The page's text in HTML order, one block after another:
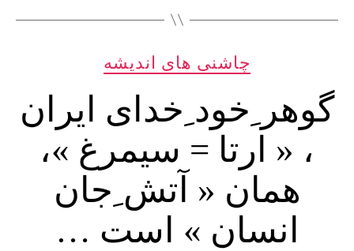
دسته‌ها
چاشنی های اندیشه
گوهر ِخود ِخدای ایران
، « ارتا = سیمرغ »،
همان « آتش ِجان
انسان » است …